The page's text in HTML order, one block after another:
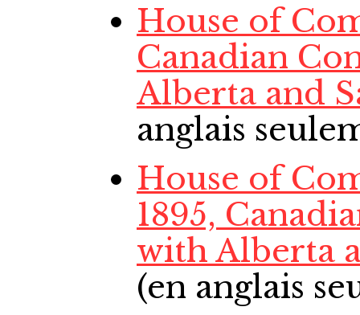
House of
Canadian
Alberta and
anglais
House of
1895,
with Alberta
(en anglais